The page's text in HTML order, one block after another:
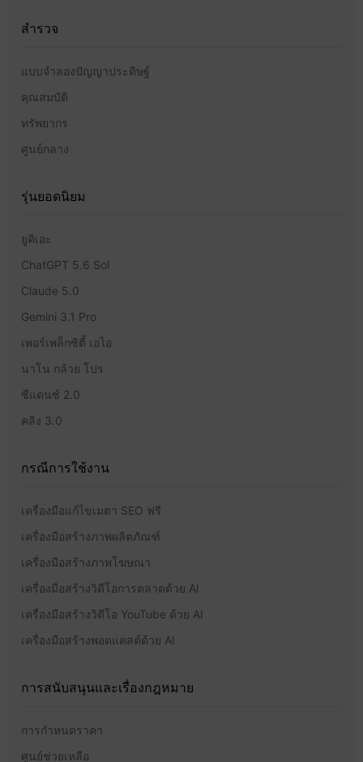
สำรวจ
แบบจำลองปัญญาประดิษฐ์
คุณสมบัติ
ทรัพยากร
ศูนย์กลาง
รุ่นยอดนิยม
ยูคิเอะ
ChatGPT 5.6 Sol
Claude 5.0
Gemini 3.1 Pro
เพอร์เพล็กซิตี้ เอไอ
นาโน กล้วย โปร
ซีแดนซ์ 2.0
คลิง 3.0
กรณีการใช้งาน
เครื่องมือแก้ไขเมตา SEO ฟรี
เครื่องมือสร้างภาพผลิตภัณฑ์
เครื่องมือสร้างภาพโฆษณา
เครื่องมือสร้างวิดีโอการตลาดด้วย AI
เครื่องมือสร้างวิดีโอ YouTube ด้วย AI
เครื่องมือสร้างพอดแคสต์ด้วย AI
การสนับสนุนและเรื่องกฎหมาย
การกำหนดราคา
ศูนย์ช่วยเหลือ